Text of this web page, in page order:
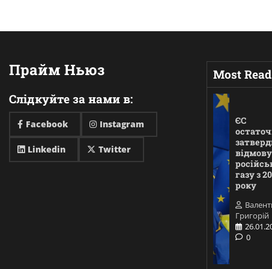
Прайм Ньюз
Слідкуйте за нами в:
Facebook Instagram
Linkedin Twitter
Most Read
ЄС
газу з
року
Григорій
0